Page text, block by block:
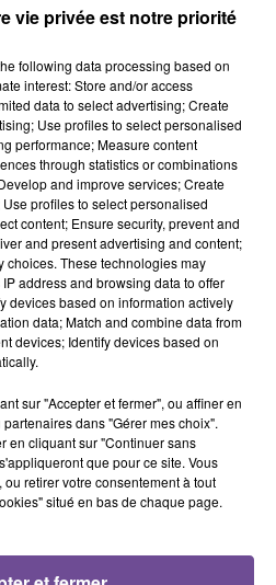
SAM SMITH
With Me
ANGÈLE FEAT. JUSTICE
What You Want
IMPALA
Dracula
7h41
7h41
KUNGS
Never Going Home
compte-tenu du refus du
vous avez exprimé. Si vous
le bouton ci-dessous.
vie privée est notre priorité
following data processing based on
interest: Store and/or access
data to select advertising; Create
Use profiles to select personalised
performance; Measure content
through statistics or combinations
and improve services; Create
profiles to select personalised
content; Ensure security, prevent and
and present advertising and content;
choices. These technologies may
address and browsing data to offer
devices based on information actively
data; Match and combine data from
devices; Identify devices based on
sur "Accepter et fermer", ou affiner en
dans "Gérer mes choix".
en cliquant sur "Continuer sans
que pour ce site. Vous
retirer votre consentement à tout
situé en bas de chaque page.